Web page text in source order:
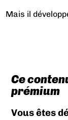
Mais il
Ce
prémium
Vous êtes